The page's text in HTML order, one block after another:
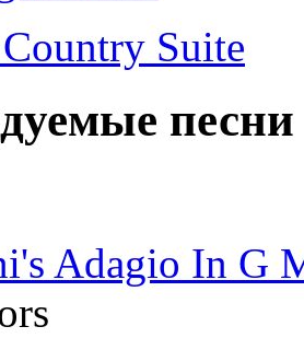
Suite
песни
Adagio In G